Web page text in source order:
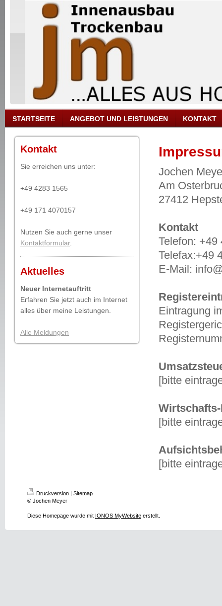
STARTSEITE ANGEBOT UND LEISTUNGEN KONTAKT
Kontakt
Sie erreichen uns unter:
+49 4283 1565
+49 171 4070157
Nutzen Sie auch gerne unser
Kontaktformular.
Aktuelles
Neuer Internetauftritt
Erfahren Sie jetzt auch im Internet
alles über meine Leistungen.
Alle Meldungen
Jochen
Am
27412
Kontakt
Telefon: +49
Telefax:+49
E-Mail:
Eintragung
[bitte
[bitte
[bitte
Druckversion | Sitemap
© Jochen Meyer
Diese Homepage wurde mit IONOS MyWebsite erstellt.